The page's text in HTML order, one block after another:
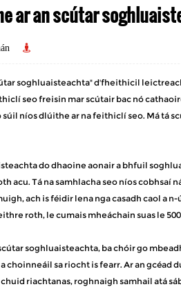
ar an scútar
soghluaisteachta" d'fheithicil
seo freisin mar scútair bac nó
súil níos dlúithe ar na feithiclí seo. Má tá
do dhaoine aonair a bhfuil
acu. Tá na samhlacha seo níos cobhsaí
ach is féidir lena nga casadh caol a
roth, le cumais mheáchain suas le
soghluaisteachta, ba chóir go
choinneáil sa riocht is fearr. Ar an gcéad
riachtanas, roghnaigh samhail atá